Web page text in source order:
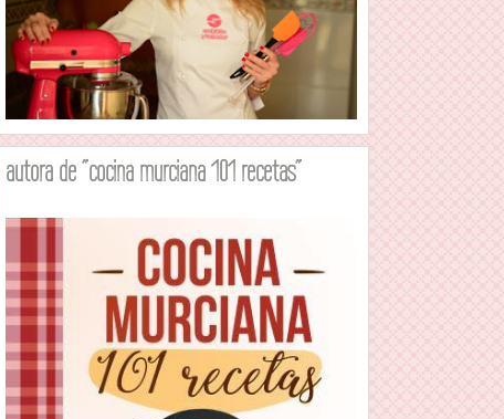
autora de "cocina murciana 101 recetas"